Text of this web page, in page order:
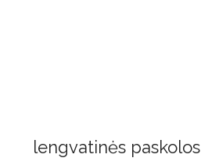
lengvatinės paskolos